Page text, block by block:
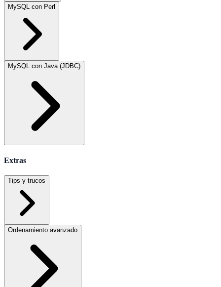
MySQL con Perl
MySQL con Java (JDBC)
Extras
Tips y trucos
Ordenamiento avanzado